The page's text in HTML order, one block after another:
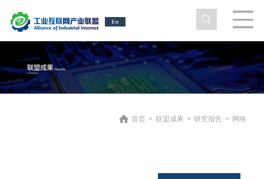
首页 > 联盟成果 > 研究报告 > 网络